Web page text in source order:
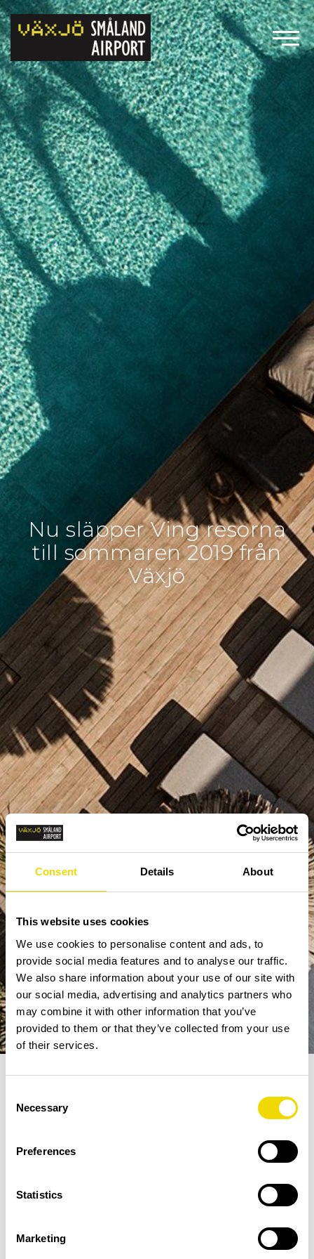
Consent Details About
This website uses cookies
We use cookies to personalise content and ads, to
provide social media features and to analyse our traffic.
We also share information about your use of our site with
our social media, advertising and analytics partners who
may combine it with other information that you’ve
provided to them or that they’ve collected from your use
of their services.
Selection
Necessary
Preferences
Statistics
Marketing
Nu släpper Ving resorna
till sommaren 2019 från
Växjö
Fler nyheter
Kroatien
Idag finns de flesta av nästa sommars sol-
dem Vings direktflyg från Växjö Småland
Airport till de populära resmålen Cypern,